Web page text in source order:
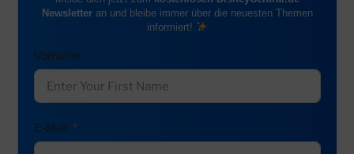
Newsletteran und bleibe immer über die neuesten Themen
informiert!
Vorname
E-Mail